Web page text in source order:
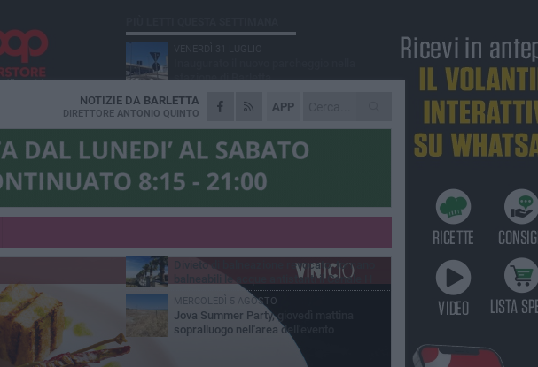
APP
NOTIZIE DA BARLETTA
DIRETTORE ANTONIO QUINTO
stazione di Barletta
MERCOLEDÌ 5 AGOSTO
Barletta piange Gioacchino Dagnello:
64enne barlettano investito all'alba a Trani
GIOVEDÌ 30 LUGLIO
gioielleria, banditi in fuga
Beni confiscati alla mafia. Nasce il servizio
VENERDÌ 31 LUGLIO
Divieto di balneazione revocato, tornano
balneabili le acque antistanti il Canale H
MERCOLEDÌ 5 AGOSTO
Jova Summer Party, giovedì mattina
sopralluogo nell'area dell'evento